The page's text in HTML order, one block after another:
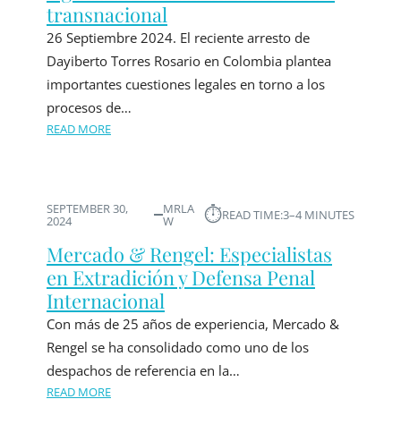
transnacional
26 Septiembre 2024. El reciente arresto de
Dayiberto Torres Rosario en Colombia plantea
importantes cuestiones legales en torno a los
procesos de…
READ MORE
SEPTEMBER 30,
2024
MRLA
W ⏱︎READ TIME:3–4 MINUTES
Mercado & Rengel: Especialistas
en Extradición y Defensa Penal
Internacional
Con más de 25 años de experiencia, Mercado &
Rengel se ha consolidado como uno de los
despachos de referencia en la…
READ MORE